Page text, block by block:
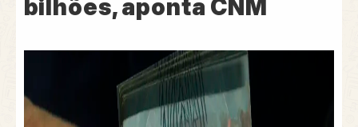
bilhões, aponta CNM